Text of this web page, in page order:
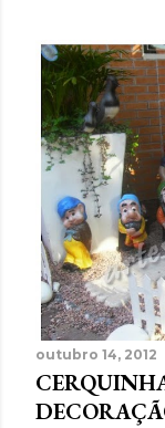
outubro 14, 2012